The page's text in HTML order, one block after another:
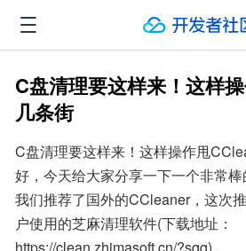
C盘清理要这样来！这样
几条街
C盘清理要这样来！这样操作甩
好，今天给大家分享一下一个非常
我们推荐了国外的CCleaner，这次
户使用的芝麻清理软件(下载地址：